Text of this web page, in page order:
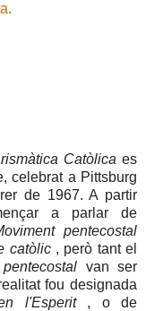
Catòlicaes
celebrat a Pittsburg
de 1967. A partir
a parlar de
pentecostal
catòlic , però tant el
pentecostal van ser
fou designada
l'Esperit , o de